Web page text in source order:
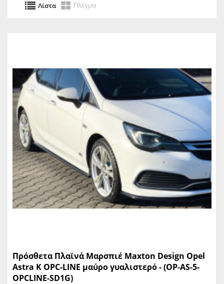
Λίστα Πλέγμα
Πρόσθετα Πλαϊνά Μαρσπιέ Maxton Design Opel
Astra K OPC-LINE μαύρο γυαλιστερό - (OP-AS-5-
OPCLINE-SD1G)